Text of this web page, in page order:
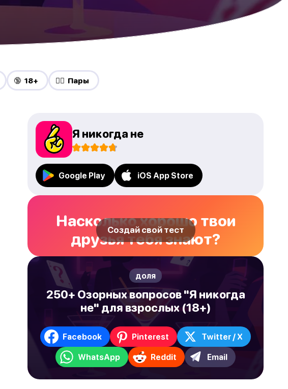
🔞 18+ ❤️‍🔥 Пары
Я никогда не
Google Play iOS App Store
Насколько хорошо твои
друзья тебя знают?
Создай свой тест
доля
250+ Озорных вопросов "Я никогда
не" для взрослых (18+)
Facebook Pinterest Twitter / X
WhatsApp Reddit Email